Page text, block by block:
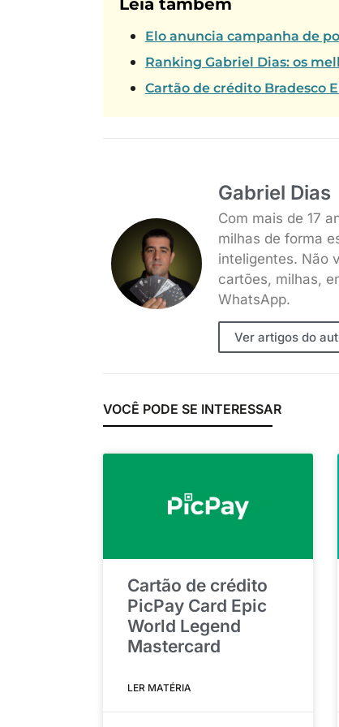
Leia também
Elo anuncia campanha de
Ranking Gabriel Dias: os
Cartão de crédito Bradesco
Gabriel Dias
Com mais de 17
milhas de forma
inteligentes. Não
cartões, milhas,
WhatsApp.
Ver artigos do
VOCÊ PODE SE INTERESSAR
Cartão de crédito
PicPay Card Epic
World Legend
Mastercard
LER MATÉRIA